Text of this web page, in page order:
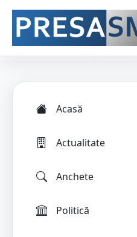
Acasă
Actualitate
Anchete
Politică